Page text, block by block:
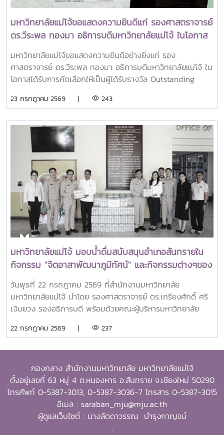
มหาวิทยาลัยแม่โจ้ขอแสดงความยินดีแก่ รองศาสตราจารย์
ดร.วีระพล ทองมา อธิการบดีมหาวิทยาลัยแม่โจ้ ในโอกาส
ได้รับรางวัล Outstanding SEARCA Scholarship
Alumni (OSSA) Awards 2026
มหาวิทยาลัยแม่โจ้ขอแสดงความยินดีอย่างยิ่งแก่ รอง
ศาสตราจารย์ ดร.วีระพล ทองมา อธิการบดีมหาวิทยาลัยแม่โจ้ ใน
โอกาสได้รับการคัดเลือกให้เป็นผู้ได้รับรางวัล Outstanding
ศูนย์ภูมิภาคเอเชียตะวันออกเฉียงใต้ว่าด้วยบัณฑิตศึกษาและการ
for Graduate Study and Research in Agriculture
(SEARCA) นับเป็นรางวัลเกียรติยศระดับภูมิภาคที่มอบแก่ศิษย์
เก่าทุน SEARCA ผู้มีความสำเร็จโดดเด่นทางวิชาชีพ มีภาวะผู้นำ
และสร้างคุณูปการสำคัญต่อการพัฒนาการเกษตร ชนบท ชุมชน
และสังคมอย่างยั่งยืนรางวัล Outstanding SEARCA
Scholarship Alumni (OSSA) จัดตั้งขึ้นเพื่อเชิดชูเกียรติศิษย์
เก่าผู้ได้รับทุนการศึกษาระดับบัณฑิตศึกษาจาก SEARCA ซึ่งได้
นำองค์ความรู้ ประสบการณ์ และศักยภาพที่ได้รับจากการศึกษา
ไปสร้างคุณประโยชน์ต่อองค์กร ชุมชน ประเทศ และภูมิภาคเอเชีย
ตะวันออกเฉียงใต้ ตลอดจนเป็นแบบอย่างที่สะท้อนค่านิยมและ
ปรัชญาของ SEARCA ผ่านความสำเร็จในวิชาชีพ การบริการ
สาธารณะ และการอุทิศตนเพื่อส่วนรวมในปี 2026 การพิจารณา
รางวัลครอบคลุมผลงานสำคัญ 4 ด้าน ได้แก่ การสอน
(Teaching) การวิจัย (Research) การบริการสาธารณะและการ
พัฒนาชุมชน (Public Service and Community
Development) และธุรกิจการเกษตรและการเป็นผู้ประกอบการ
กับผลงานที่สามารถสร้างผลกระทบอย่างเป็นรูปธรรมต่อการ
จัดขึ้นในวาระเฉลิมฉลอง ครบรอบ 60 ปีของ SEARCA ซึ่งเป็น
องค์กรระดับภูมิภาคภายใต้ the Southeast Asian Ministers
of Education (SEAMEO) และมีบทบาทสำคัญในการพัฒนา
ศักยภาพบุคลากร ส่งเสริมการศึกษาและการวิจัย ตลอดจนสร้าง
เครือข่ายความร่วมมือเพื่อการพัฒนาการเกษตรและชนบทใน
23 กรกฎาคม 2569 | 243
มหาวิทยาลัยแม่โจ้ มอบน้ำดื่มสนับสนุนอำเภอสันทรายใน
กิจกรรม "จิตอาสาพัฒนาภูมิทัศน์" และกิจกรรมต่างๆของ
อำเภอสันทราย
วันพุธที่ 22 กรกฎาคม 2569 ที่สำนักงานมหาวิทยาลัย
มหาวิทยาลัยแม่โจ้ นำโดย รองศาสตราจารย์ ดร.เกรียงศักดิ์ ศรี
เงินยวง รองอธิการบดี พร้อมด้วยคณะผู้บริหารมหาวิทยาลัย
จำนวน 100 แพ็ค เพื่อใช้ในกิจกรรม “จิตอาสาพัฒนาภูมิทัศน์
พระเจ้าอยู่หัว เนื่องในโอกาสวันเฉลิมพระชนมพรรษา 28
กรกฎาคม 2569 พร้อมทั้งสนับสนุนโครงการ “ชาวเชียงใหม่ปลูก
ป่า รักษ์โลก เพิ่มพื้นที่สีเขียวสู่ชุมชน” แก่ผู้เข้าร่วมกิจกรรมและ
ประชาชนที่มาใช้บริการ
22 กรกฎาคม 2569 | 237
กองกลาง สำนักงานมหาวิทยาลัย มหาวิทยาลัยแม่โจ้
ตั้งอยู่เลขที่ 63 หมู่ 4 ต.หนองหาร อ.สันทราย จ.เชียงใหม่ 50290
โทรศัพท์ 0-5387-3013, 0-5387-3036-7 โทรสาร 0-5387-3015
อีเมล : saraban_mju@mju.ac.th
ผู้ดูแลเว็บไซต์ : นางลัดดาวรรณ บำรุงกาญจน์
.